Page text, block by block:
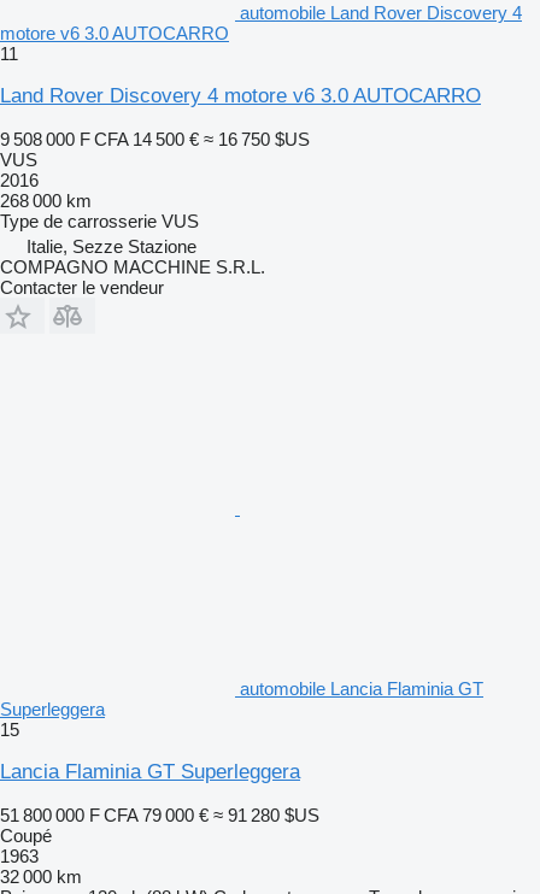
automobile Land Rover Discovery 4
motore v6 3.0 AUTOCARRO
11
Land Rover Discovery 4 motore v6 3.0 AUTOCARRO
9 508 000 F CFA 14 500 € ≈ 16 750 $US
VUS
2016
268 000 km
Type de carrosserie VUS
Italie, Sezze Stazione
COMPAGNO MACCHINE S.R.L.
Contacter le vendeur
automobile Lancia Flaminia GT
Superleggera
15
Lancia Flaminia GT Superleggera
51 800 000 F CFA 79 000 € ≈ 91 280 $US
Coupé
1963
32 000 km